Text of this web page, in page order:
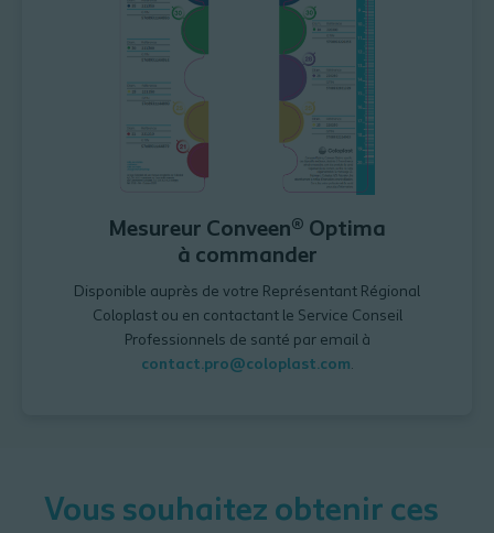
Mesureur Conveen® Optima
à commander
Disponible auprès de votre Représentant Régional
Coloplast ou en contactant le Service Conseil
Professionnels de santé par email à
contact.pro@coloplast.com.
Vous souhaitez obtenir ces